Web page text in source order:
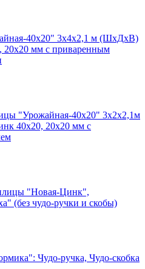
40х20" 3х4х2,1 м (ШхДхВ)
20х20 мм с приваренным
"Урожайная-40х20" 3х2х2,1м
40х20, 20х20 мм с
"Новая-Цинк",
(без чудо-ручки и скобы)
Чудо-ручка, Чудо-скобка